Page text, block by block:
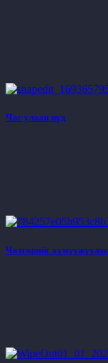
Час улаан нүд
Чөтгөрийг хүмүүжүүлэх